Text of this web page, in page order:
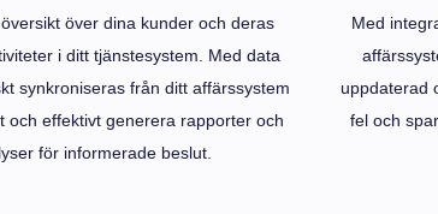
över dina kunder och deras
i ditt tjänstesystem. Med data
synkroniseras från ditt affärssystem
och effektivt generera rapporter och
för informerade beslut.
Med
uppdaterad
fel och